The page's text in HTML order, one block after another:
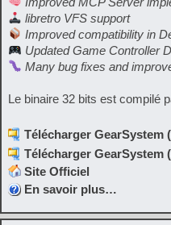
libretro VFS support
Improved compatibility in
Updated Game Controller
Many bug fixes and
Le binaire 32 bits est compilé
Télécharger GearSystem
Télécharger GearSystem
Site Officiel
En savoir plus…